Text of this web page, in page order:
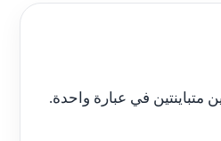
متباينتين في عبارة واحدة.